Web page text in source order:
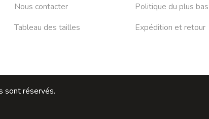
Nous contacter
Tableau des tailles
Politique du plus
Expédition et retour
sont réservés.